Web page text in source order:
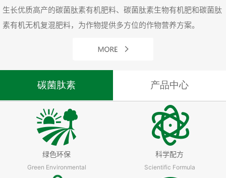
生长优质高产的碳菌肽素有机肥料、碳菌肽素生物有机肥和碳菌肽
素有机无机复混肥料，为作物提供多方位的作物营养方案。
碳菌肽素 产品中心
绿色环保
Green Environmental
科学配方
Scientific Formula